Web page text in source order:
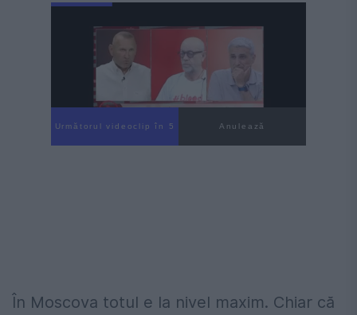
Următorul videoclip în 4 Anulează
În Moscova totul e la nivel maxim. Chiar că